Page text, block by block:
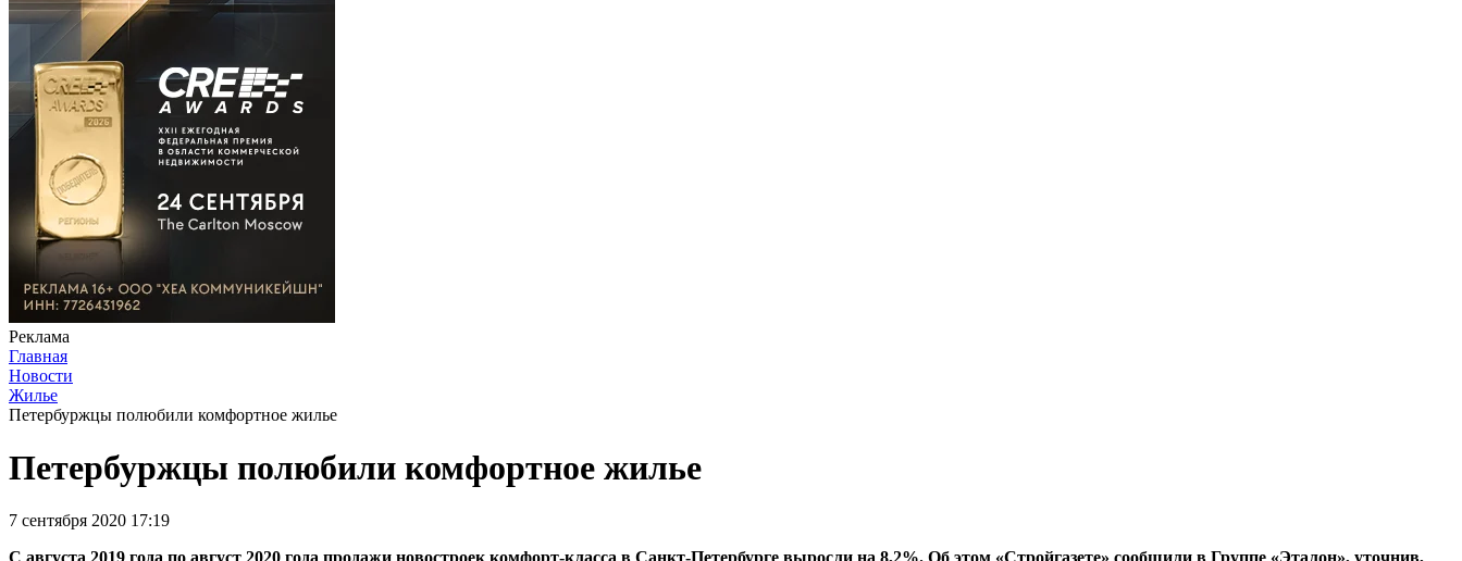
Реклама
Главная
Новости
Жилье
Петербуржцы полюбили комфортное жилье
Петербуржцы полюбили комфортное жилье
7 сентября 2020 17:19